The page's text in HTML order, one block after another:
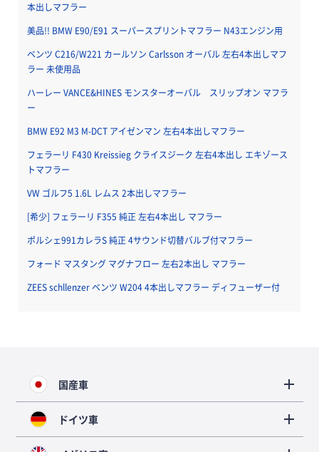
本出しマフラー
美品!! BMW E90/E91 スーパースプリントマフラー N43エンジン用
ベンツ C216/W221 カールソン Carlsson オーバル 左右4本出しマフ
ラー 未使用品
ハーレー VANCE&HINES モンスターオーバル スリップオン マフラ
ー
BMW E92 M3 M-DCT アイゼンマン 左右4本出しマフラー
フェラーリ F430 Kreissieg クライスジーク 左右4本出し エキゾース
トマフラー
VW ゴルフ5 1.6L レムス 2本出しマフラー
[希少] フェラーリ F355 純正 左右4本出し マフラー
ポルシェ991カレラS 純正 4サウンド切替バルブ付マフラー
フォード マスタング マグナフロー 左右2本出し マフラー
ZEES schllenzer ベンツ W204 4本出しマフラー ディフューザー付
国産車
ドイツ車